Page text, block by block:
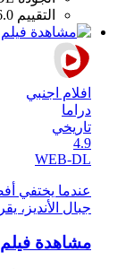
التقييم / 10
افلام اجنبي
دراما
تاريخي
4.9
WEB-DL
عندما يختفي
جبال الأنديز،
مشاهدة فيلم Saint Exupéry 2024 مترجم